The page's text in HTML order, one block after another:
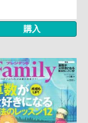
購入